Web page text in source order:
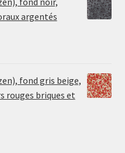
argentés
fond gris beige,
rouges briques et